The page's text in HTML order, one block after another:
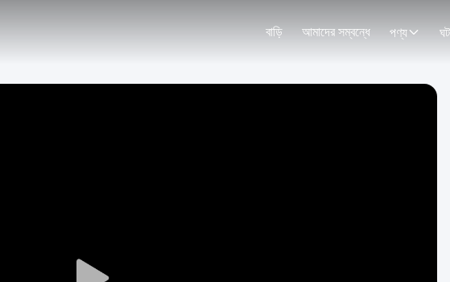
বাড়ি আমাদের সম্বন্ধে পণ্য